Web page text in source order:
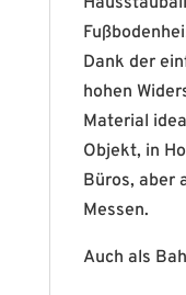
Dank der
hohen
Material
Objekt, in
Büros, aber
Messen.
Auch als